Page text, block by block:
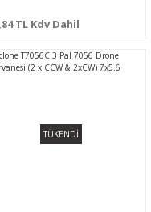
TL Kdv Dahil
TÜKENDİ